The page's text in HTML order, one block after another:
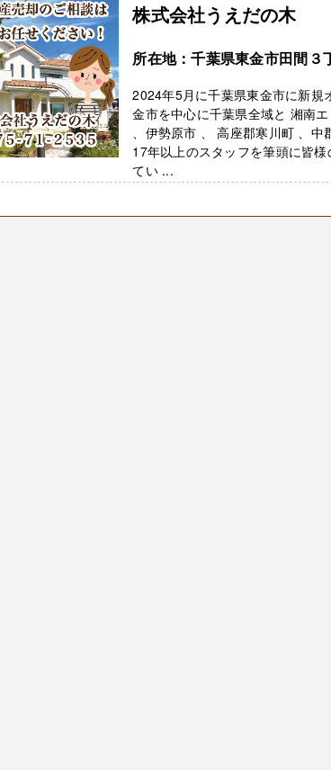
株式会社うえだの木
所在地：千葉県東金市田間３
2024年5月に千葉県東金市に新規
金市を中心に千葉県全域と 湘南
、伊勢原市 、 高座郡寒川町 、
17年以上のスタッフを筆頭に皆
てい ...